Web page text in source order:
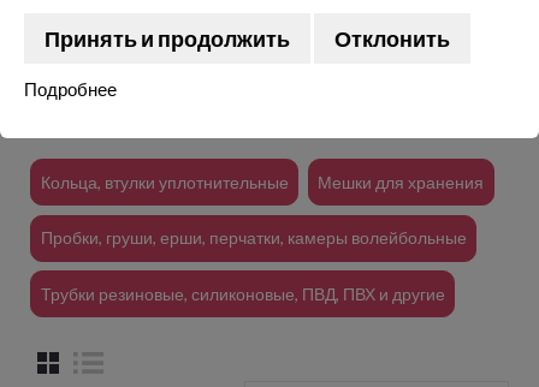
отечественного производства
мешки для хранения
Стандартные и эталонные
образцы: ГСО, СОП, ОСО
Химическая продукция
Blog
Кольца, втулки уплотнительные Мешки для хранения
Пробки, груши, ерши, перчатки, камеры волейбольные
Трубки резиновые, силиконовые, ПВД, ПВХ и другие
Принять и продолжить Отклонить
Подробнее